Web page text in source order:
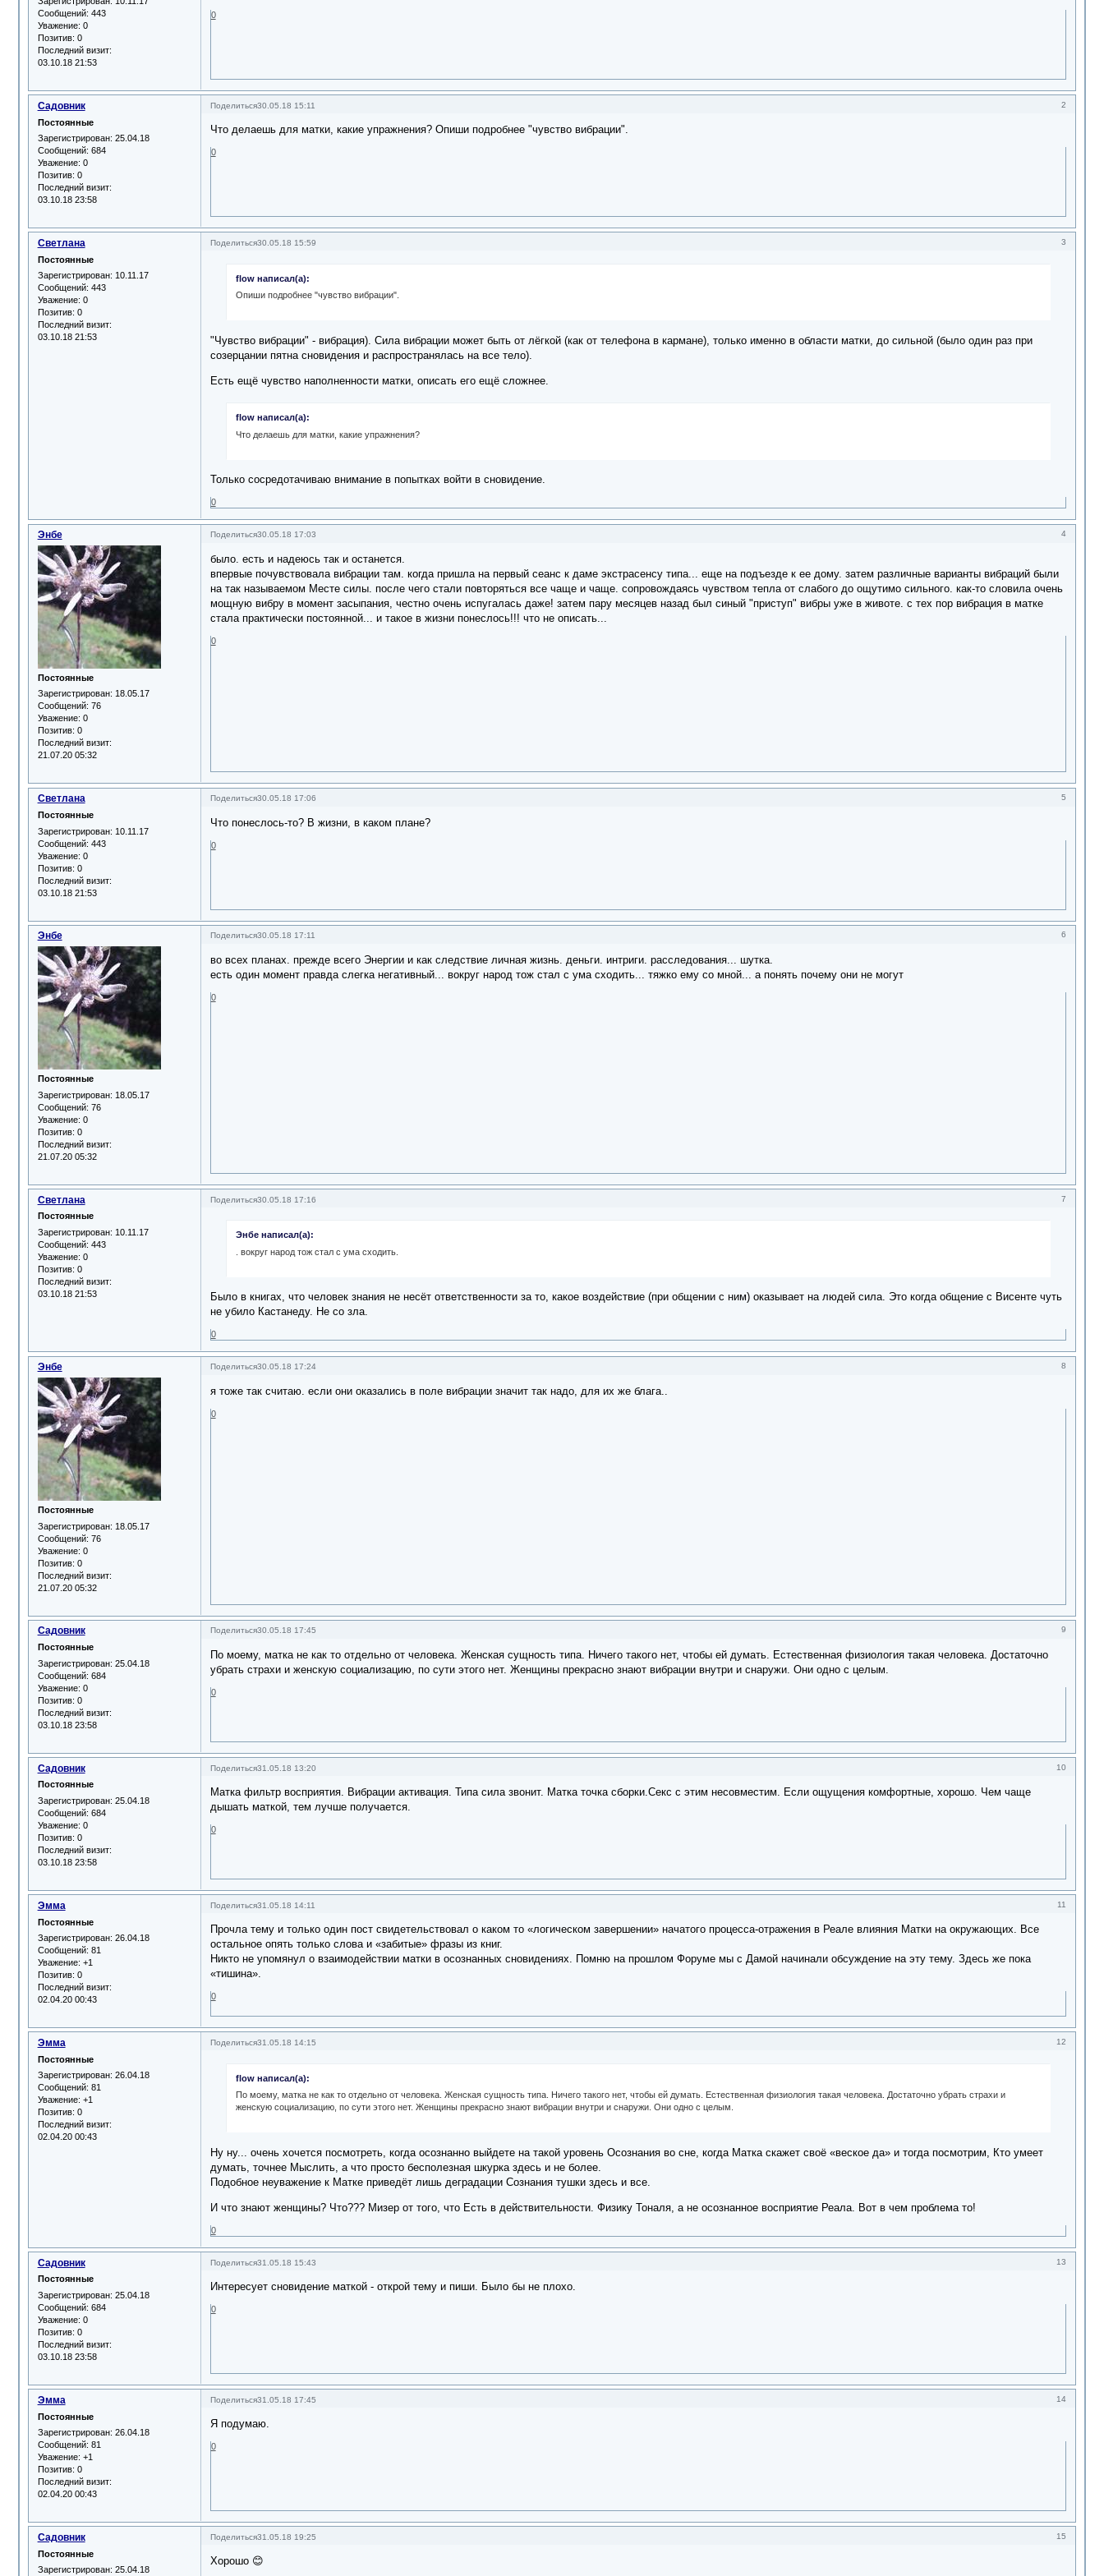
Сообщений: 443
Уважение: 0
Позитив: 0
Последний визит:
03.10.18 21:53
0
Поделиться 2
30.05.18 15:11
Садовник
Постоянные
Зарегистрирован: 25.04.18
Сообщений: 684
Уважение: 0
Позитив: 0
Последний визит:
03.10.18 23:58
Что делаешь для матки, какие упражнения? Опиши подробнее "чувство вибрации".
0
Поделиться 3
30.05.18 15:59
Светлана
Постоянные
Зарегистрирован: 10.11.17
Сообщений: 443
Уважение: 0
Позитив: 0
Последний визит:
03.10.18 21:53
flow написал(а):
Опиши подробнее "чувство вибрации".
"Чувство вибрации" - вибрация). Сила вибрации может быть от лёгкой (как от телефона в кармане), только именно в области матки, до сильной (было один раз при
созерцании пятна сновидения и распространялась на все тело).
Есть ещё чувство наполненности матки, описать его ещё сложнее.
flow написал(а):
Что делаешь для матки, какие упражнения?
Только сосредотачиваю внимание в попытках войти в сновидение.
0
Поделиться 4
30.05.18 17:03
Энбе
Постоянные
Зарегистрирован: 18.05.17
Сообщений: 76
Уважение: 0
Позитив: 0
Последний визит:
21.07.20 05:32
было. есть и надеюсь так и останется.
впервые почувствовала вибрации там. когда пришла на первый сеанс к даме экстрасенсу типа... еще на подъезде к ее дому. затем различные варианты вибраций были
на так называемом Месте силы. после чего стали повторяться все чаще и чаще. сопровождаясь чувством тепла от слабого до ощутимо сильного. как-то словила очень
мощную вибру в момент засыпания, честно очень испугалась даже! затем пару месяцев назад был синый "приступ" вибры уже в животе. с тех пор вибрация в матке
стала практически постоянной... и такое в жизни понеслось!!! что не описать...
0
Поделиться 5
30.05.18 17:06
Светлана
Постоянные
Зарегистрирован: 10.11.17
Сообщений: 443
Уважение: 0
Позитив: 0
Последний визит:
03.10.18 21:53
Что понеслось-то? В жизни, в каком плане?
0
Поделиться 6
30.05.18 17:11
Энбе
Постоянные
Зарегистрирован: 18.05.17
Сообщений: 76
Уважение: 0
Позитив: 0
Последний визит:
21.07.20 05:32
во всех планах. прежде всего Энергии и как следствие личная жизнь. деньги. интриги. расследования... шутка.
есть один момент правда слегка негативный... вокруг народ тож стал с ума сходить... тяжко ему со мной... а понять почему они не могут
0
Поделиться 7
30.05.18 17:16
Светлана
Постоянные
Зарегистрирован: 10.11.17
Сообщений: 443
Уважение: 0
Позитив: 0
Последний визит:
03.10.18 21:53
Энбе написал(а):
. вокруг народ тож стал с ума сходить.
Было в книгах, что человек знания не несёт ответственности за то, какое воздействие (при общении с ним) оказывает на людей сила. Это когда общение с Висенте чуть
не убило Кастанеду. Не со зла.
0
Поделиться 8
30.05.18 17:24
Энбе
Постоянные
Зарегистрирован: 18.05.17
Сообщений: 76
Уважение: 0
Позитив: 0
Последний визит:
21.07.20 05:32
я тоже так считаю. если они оказались в поле вибрации значит так надо, для их же блага..
0
Поделиться 9
30.05.18 17:45
Садовник
Постоянные
Зарегистрирован: 25.04.18
Сообщений: 684
Уважение: 0
Позитив: 0
Последний визит:
03.10.18 23:58
По моему, матка не как то отдельно от человека. Женская сущность типа. Ничего такого нет, чтобы ей думать. Естественная физиология такая человека. Достаточно
убрать страхи и женскую социализацию, по сути этого нет. Женщины прекрасно знают вибрации внутри и снаружи. Они одно с целым.
0
Поделиться 10
31.05.18 13:20
Садовник
Постоянные
Зарегистрирован: 25.04.18
Сообщений: 684
Уважение: 0
Позитив: 0
Последний визит:
03.10.18 23:58
Матка фильтр восприятия. Вибрации активация. Типа сила звонит. Матка точка сборки.Секс с этим несовместим. Если ощущения комфортные, хорошо. Чем чаще
дышать маткой, тем лучше получается.
0
Поделиться 11
31.05.18 14:11
Эмма
Постоянные
Зарегистрирован: 26.04.18
Сообщений: 81
Уважение: +1
Позитив: 0
Последний визит:
02.04.20 00:43
Прочла тему и только один пост свидетельствовал о каком то «логическом завершении» начатого процесса-отражения в Реале влияния Матки на окружающих. Все
остальное опять только слова и «забитые» фразы из книг.
Никто не упомянул о взаимодействии матки в осознанных сновидениях. Помню на прошлом Форуме мы с Дамой начинали обсуждение на эту тему. Здесь же пока
«тишина».
0
Поделиться 12
31.05.18 14:15
Эмма
Постоянные
Зарегистрирован: 26.04.18
Сообщений: 81
Уважение: +1
Позитив: 0
Последний визит:
02.04.20 00:43
flow написал(а):
По моему, матка не как то отдельно от человека. Женская сущность типа. Ничего такого нет, чтобы ей думать. Естественная физиология такая человека. Достаточно убрать страхи и
женскую социализацию, по сути этого нет. Женщины прекрасно знают вибрации внутри и снаружи. Они одно с целым.
Ну ну... очень хочется посмотреть, когда осознанно выйдете на такой уровень Осознания во сне, когда Матка скажет своё «веское да» и тогда посмотрим, Кто умеет
думать, точнее Мыслить, а что просто бесполезная шкурка здесь и не более.
Подобное неуважение к Матке приведёт лишь деградации Сознания тушки здесь и все.
И что знают женщины? Что??? Мизер от того, что Есть в действительности. Физику Тоналя, а не осознанное восприятие Реала. Вот в чем проблема то!
0
Поделиться 13
31.05.18 15:43
Садовник
Постоянные
Зарегистрирован: 25.04.18
Сообщений: 684
Уважение: 0
Позитив: 0
Последний визит:
03.10.18 23:58
Интересует сновидение маткой - открой тему и пиши. Было бы не плохо.
0
Поделиться 14
31.05.18 17:45
Эмма
Постоянные
Зарегистрирован: 26.04.18
Сообщений: 81
Уважение: +1
Позитив: 0
Последний визит:
02.04.20 00:43
Я подумаю.
0
Поделиться 15
31.05.18 19:25
Садовник
Постоянные
Зарегистрирован: 25.04.18
Хорошо 😊